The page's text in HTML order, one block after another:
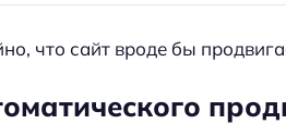
что сайт вроде бы